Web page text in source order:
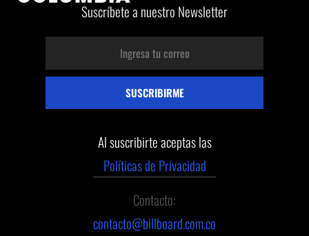
Suscríbete a nuestro Newsletter
Al suscribirte aceptas las
Políticas de Privacidad
Contacto:
contacto@billboard.com.co